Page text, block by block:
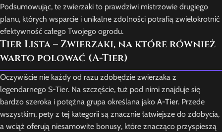
Podsumowując, te zwierzaki to prawdziwi mistrzowie drugiego
planu, których wsparcie i unikalne zdolności potrafią zwielokrotnić
efektywność całego Twojego ogrodu.
Tier Lista – Zwierzaki, na które również
warto polować (A-Tier)
Oczywiście nie każdy od razu zdobędzie zwierzaka z
legendarnego S-Tier. Na szczęście, tuż pod nimi znajduje się
bardzo szeroka i potężna grupa określana jako A-Tier. Przede
wszystkim, pety z tej kategorii są znacznie łatwiejsze do zdobycia,
a wciąż oferują niesamowite bonusy, które znacząco przyspieszą